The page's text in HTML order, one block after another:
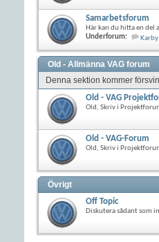
Samarbetsforum
Här kan du hitta en del
Underforum:
Old - Allmänna VAG forum
Denna sektion kommer
Old - VAG
Old, Skriv i
Old - VAG-Forum
Old, Skriv i
Övrigt
Off Topic
Diskutera sådant som